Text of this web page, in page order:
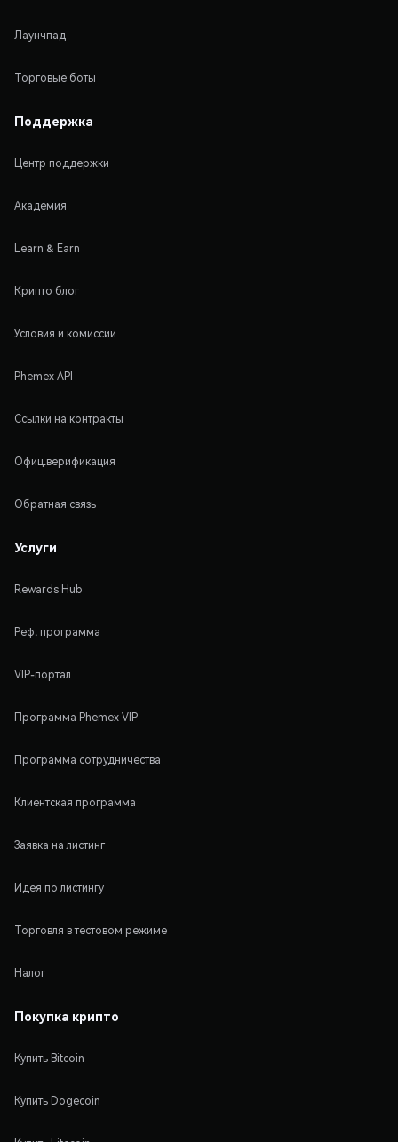
Лаунчпад
Торговые боты
Поддержка
Центр поддержки
Академия
Learn & Earn
Крипто блог
Условия и комиссии
Phemex API
Ссылки на контракты
Офиц.верификация
Обратная связь
Услуги
Rewards Hub
Реф. программа
VIP-портал
Программа Phemex VIP
Программа сотрудничества
Клиентская программа
Заявка на листинг
Идея по листингу
Торговля в тестовом режиме
Налог
Покупка крипто
Купить Bitcoin
Купить Dogecoin